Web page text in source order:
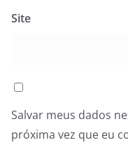
Site
Salvar meus dados
próxima vez que eu